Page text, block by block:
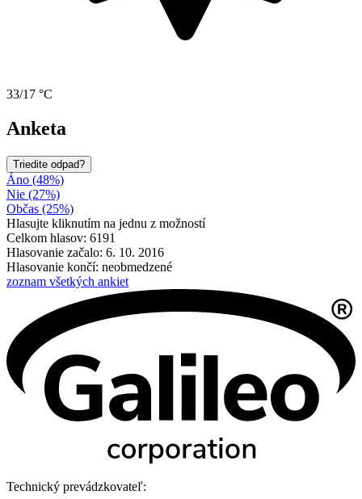
33/17 °C
Anketa
Triedite odpad?
Áno (48%)
Nie (27%)
Občas (25%)
Hlasujte kliknutím na jednu z možností
Celkom hlasov: 6191
Hlasovanie začalo: 6. 10. 2016
Hlasovanie končí: neobmedzené
zoznam všetkých ankiet
Technický prevádzkovateľ: